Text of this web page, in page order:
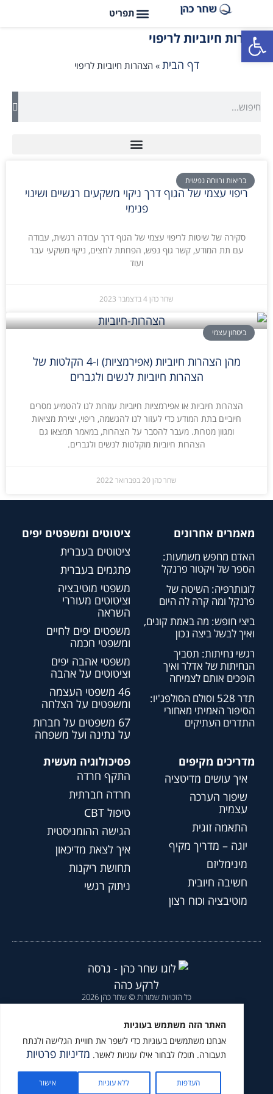
פתח סרגל נגישות
האתר הזה משתמש בעוגיות
אנחנו משתמשים בעוגיות כדי לשפר את חוויית הגלישה ולנתח
תעבורה. תוכלו לבחור אילו עוגיות לאשר. מדיניות פרטיות
העדפות ללא עוגיות אישור
הצהרות חיוביות לריפוי
דף הבית » הצהרות חיוביות לריפוי
בריאות ורווחה נפשית
ריפוי עצמי של הגוף דרך ניקוי משקעים רגשיים ושינוי
פנימי
סקירה של שיטות לריפוי עצמי של הגוף דרך עבודה רגשית, עבודה
עם תת המודע, קשר גוף נפש, הפחתת לחצים, ניקוי משקעי עבר
ועוד
שחר כהן4 בדצמבר 2023
ביטחון עצמי
מהן הצהרות חיוביות (אפירמציות) ו-4 הקלטות של
הצהרות חיוביות לנשים ולגברים
הצהרות חיוביות או אפירמציות חיוביות עוזרות לנו להטמיע מסרים
חיוביים בתת המודע כדי לעזור לנו להגשמה, ריפוי, יצירת מציאות
ומגוון מטרות. מעבר להסבר על הצהרות, במאמר תמצאו גם
הצהרות חיוביות מוקלטות לנשים ולגברים.
שחר כהן 20 בפברואר 2022
מאמרים אחרונים
האדם מחפש משמעות:
הספר של ויקטור פרנקל
לוגותרפיה: השיטה של
פרנקל ומה קרה לה היום
ביצי חופש: מה באמת קונים,
ואיך לבשל ביצה נכון
רגשי נחיתות: תסביך
הנחיתות של אדלר ואיך
הופכים אותם לצמיחה
תדר 528 וסולם הסולפג'יו:
הסיפור האמיתי מאחורי
התדרים העתיקים
ציטוטים ומשפטים יפים
ציטוטים בעברית
פתגמים בעברית
משפטי מוטיבציה
וציטוטים מעוררי
השראה
משפטים יפים לחיים
ומשפטי חכמה
משפטי אהבה יפים
וציטוטים על אהבה
46 משפטי העצמה
ומשפטים על הצלחה
67 משפטים על חברות
על נתינה ועל משפחה
מדריכים מקיפים
איך עושים מדיטציה
שיפור הערכה
עצמית
התאמה זוגית
יוגה – מדריך מקיף
מינימליזם
חשיבה חיובית
מוטיבציה וכוח רצון
פסיכולוגיה מעשית
התקף חרדה
חרדה חברתית
טיפול CBT
הגישה ההומניסטית
איך לצאת מדיכאון
תחושת ריקנות
ניתוק רגשי
כל הזכויות שמורות © שחר כהן 2026
הצהרת נגישות|מדיניות פרטיות
מומלץ לעקוב גם ב